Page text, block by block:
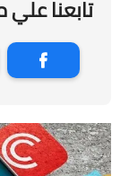
تابعنا